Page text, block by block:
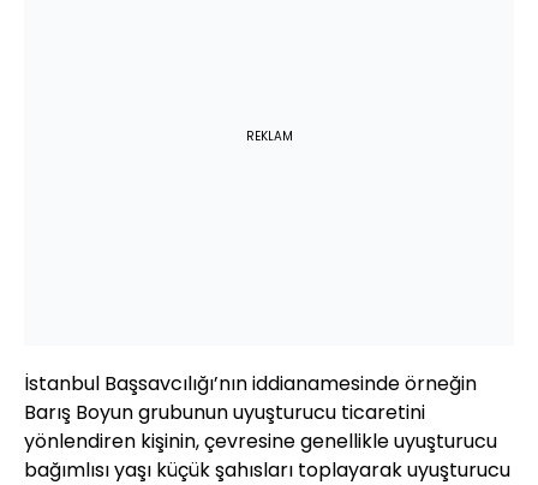
REKLAM
İstanbul Başsavcılığı’nın iddianamesinde örneğin
Barış Boyun grubunun uyuşturucu ticaretini
yönlendiren kişinin, çevresine genellikle uyuşturucu
bağımlısı yaşı küçük şahısları toplayarak uyuşturucu